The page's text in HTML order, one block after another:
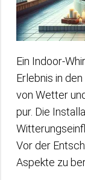
Ein Indoor-
Erlebnis in
von Wetter
pur. Die
Vor der
Aspekte zu